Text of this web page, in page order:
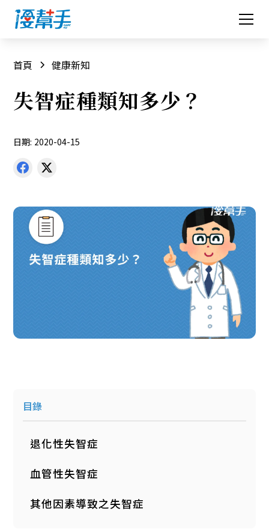
首頁 健康新知
失智症種類知多少？
日期: 2020-04-15
目錄
退化性失智症
血管性失智症
其他因素導致之失智症